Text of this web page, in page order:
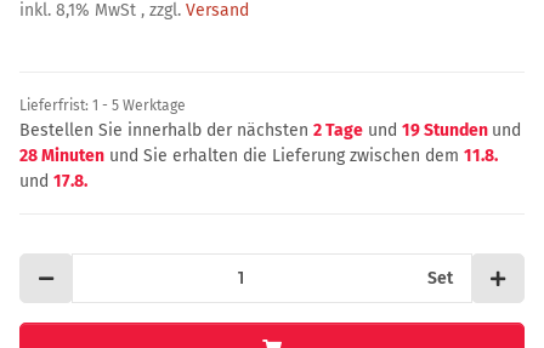
inkl. 8,1% MwSt , zzgl. Versand
Lieferfrist: 1 - 5 Werktage
Bestellen Sie innerhalb der nächsten 2 Tage und 19 Stunden und
28 Minuten und Sie erhalten die Lieferung zwischen dem 11.8.
und 17.8.
Set